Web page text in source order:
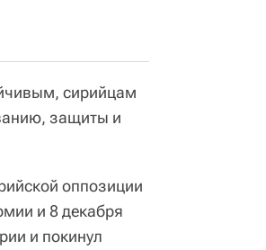
сирийцам
защиты и
оппозиции
и 8 декабря
и покинул